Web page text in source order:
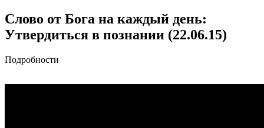
Cлово от Бога на каждый день:
Утвердиться в познании (22.06.15)
Подробности